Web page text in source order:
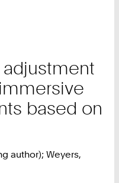
based on
author); Weyers,